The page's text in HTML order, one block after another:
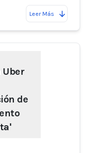
Leer Más
Uber
de